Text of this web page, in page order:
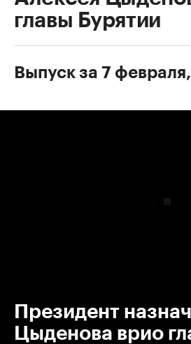
главы Бурятии
Выпуск за 7
Президент
Цыденова врио